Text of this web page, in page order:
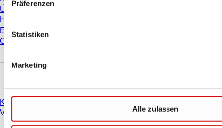
Präferenzen
Statistiken
Marketing
Alle zulassen
Über uns
Historie
Einkauf und Logistik
Compliance
Kontakt
Vertriebsorganisationen